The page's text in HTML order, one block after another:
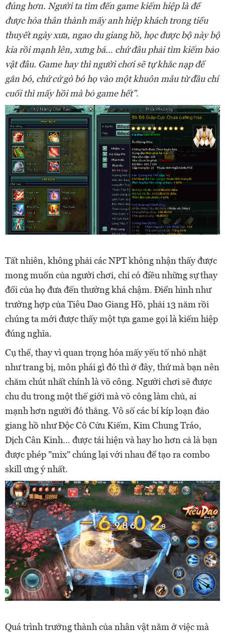
đúng hơn. Người ta tìm đến game kiếm hiệp là để
được hóa thân thành mấy anh hiệp khách trong tiểu
thuyết ngày xưa, ngao du giang hồ, học được bộ này bộ
kia rồi mạnh lên, xưng bá… chứ đâu phải tìm kiếm bảo
vật đâu. Game hay thì người chơi sẽ tự khắc nạp để
gắn bó, chứ cứ gò bó họ vào một khuôn mẫu từ đầu chí
cuối thì mấy hồi mà bỏ game hết".
Tất nhiên, không phải các NPT không nhận thấy được
mong muốn của người chơi, chỉ có điều những sự thay
đổi của họ đưa đến thường khá chậm. Điển hình như
trường hợp của Tiêu Dao Giang Hồ, phải 13 năm rồi
chúng ta mới được thấy một tựa game gọi là kiếm hiệp
đúng nghĩa.
Cụ thể, thay vì quan trọng hóa mấy yếu tố nhỏ nhặt
như trang bị, môn phái gì đó thì ở đây, thứ mà bạn nên
chăm chút nhất chính là võ công. Người chơi sẽ được
chu du trong một thế giới mà võ công làm chủ, ai
mạnh hơn người đó thắng. Vô số các bí kíp loạn đảo
giang hồ như Độc Cô Cửu Kiếm, Kim Chung Tráo,
Dịch Cân Kinh… được tái hiện và hay ho hơn cả là bạn
được phép "mix" chúng lại với nhau để tạo ra combo
skill ưng ý nhất.
Quá trình trưởng thành của nhân vật nằm ở việc mà